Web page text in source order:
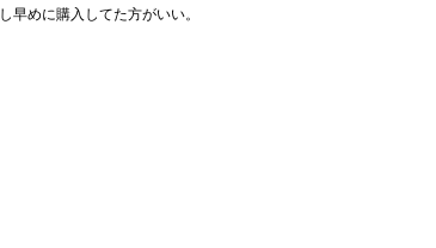
早めに購入してた方がいい。